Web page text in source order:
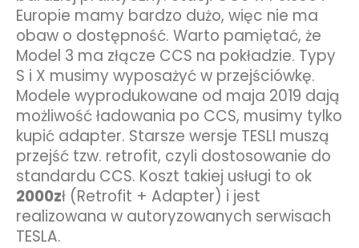
Europie mamy bardzo dużo, więc nie ma
obaw o dostępność. Warto pamiętać, że
Model 3 ma złącze CCS na pokładzie. Typy
S i X musimy wyposażyć w przejściówkę.
Modele wyprodukowane od maja 2019 dają
możliwość ładowania po CCS, musimy tylko
kupić adapter. Starsze wersje TESLI muszą
przejść tzw. retrofit, czyli dostosowanie do
standardu CCS. Koszt takiej usługi to ok
2000zł (Retrofit + Adapter) i jest
realizowana w autoryzowanych serwisach
TESLA.